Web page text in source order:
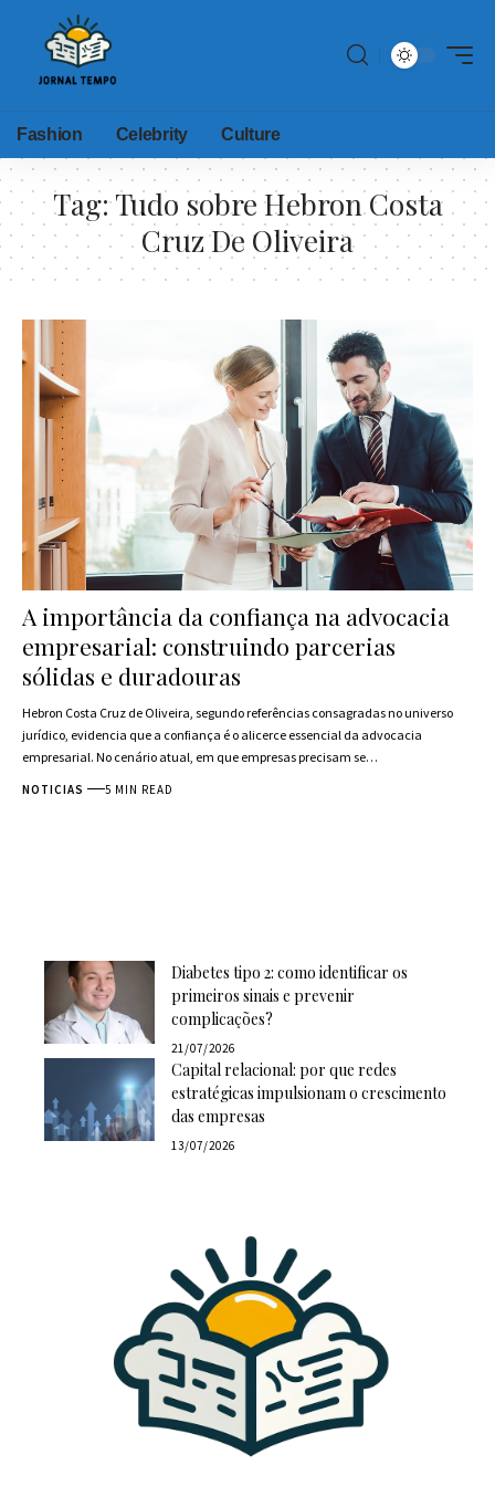
Fashion Celebrity Culture
Tag:Tudo sobre Hebron Costa
Cruz De Oliveira
A importância da confiança na advocacia
empresarial: construindo parcerias
sólidas e duradouras
Hebron Costa Cruz de Oliveira, segundo referências consagradas no universo
jurídico, evidencia que a confiança é o alicerce essencial da advocacia
empresarial. No cenário atual, em que empresas precisam se…
NOTICIAS 5 MIN READ
Diabetes tipo 2: como identificar os
primeiros sinais e prevenir
complicações?
21/07/2026
Capital relacional: por que redes
estratégicas impulsionam o crescimento
das empresas
13/07/2026